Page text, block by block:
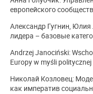
европейского
Aлександр Гугнин,
лидера – базовые
Andrzej Janociński:
Europy w myśli
Николай Козловец:
как императив